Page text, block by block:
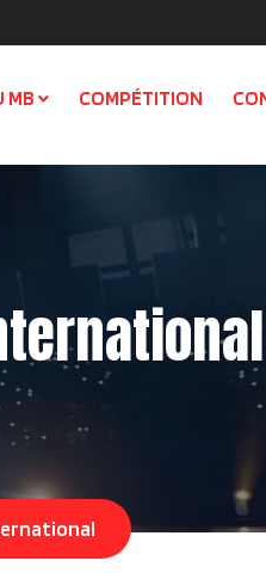
MB COMPÉTITION